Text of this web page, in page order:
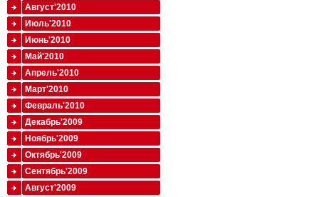
Август'2010
Июль'2010
Июнь'2010
Май'2010
Апрель'2010
Март'2010
Февраль'2010
Декабрь'2009
Ноябрь'2009
Октябрь'2009
Сентябрь'2009
Август'2009